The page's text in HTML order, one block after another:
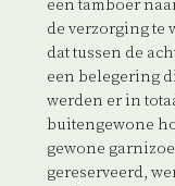
een tamboer
de verzorging te
dat tussen de
een belegering
werden er in
buitengewone
gewone
gereserveerd,